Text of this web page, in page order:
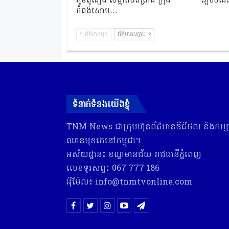
កំពង់សោម…
ព័ត៌មានមុន ព័ត៌មានបន្ទាប់
ទំនាក់ទំនងយើងខ្ញុំ
TNM News ជា​ក្រុមហ៊ុន​ព័ត៌មាន​ឌីជីថល និង​កម្សា
ឈាន​មុខ​គេ​នៅ​កម្ពុជា។
អស័យដ្ឋាន៖ ខណ្ឌមានជ័យ រាជធានីភ្នំពេញ
លេខទូរសព្ទ៖ 067 777 186
អុីម៉ែល៖ info@tnmtvonline.com